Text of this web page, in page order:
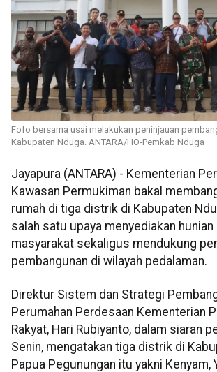
Fofo bersama usai melakukan peninjauan
Kabupaten Nduga. ANTARA/HO-Pemkab Nduga
Jayapura (ANTARA) - Kementerian
Kawasan Permukiman bakal
rumah di tiga distrik di Kabupaten
salah satu upaya menyediakan hunian
masyarakat sekaligus mendukung
pembangunan di wilayah pedalaman.
Direktur Sistem dan Strategi
Perumahan Perdesaan Kementerian
Rakyat, Hari Rubiyanto, dalam siaran
Senin, mengatakan tiga distrik di
Papua Pegunungan itu yakni Kenyam,